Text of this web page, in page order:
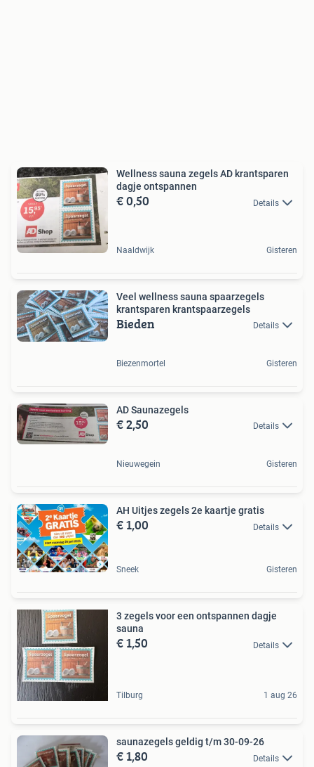
Wellness sauna zegels AD krantsparen
dagje ontspannen
€ 0,50 Details
Naaldwijk Gisteren
Veel wellness sauna spaarzegels
krantsparen krantspaarzegels
Bieden Details
Biezenmortel Gisteren
AD Saunazegels
€ 2,50 Details
Nieuwegein Gisteren
AH Uitjes zegels 2e kaartje gratis
€ 1,00 Details
Sneek Gisteren
3 zegels voor een ontspannen dagje
sauna
€ 1,50 Details
Tilburg 1 aug 26
saunazegels geldig t/m 30-09-26
€ 1,80 Details